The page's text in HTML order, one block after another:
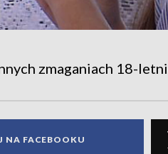
zmaganiach 18-
NA FACEBOOKU